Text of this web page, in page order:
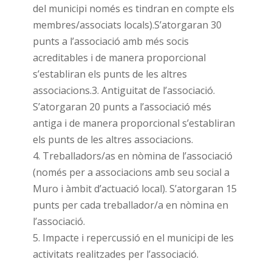
del municipi només es tindran en compte els
membres/associats locals).S’atorgaran 30
punts a l’associació amb més socis
acreditables i de manera proporcional
s’establiran els punts de les altres
associacions.3. Antiguitat de l’associació.
S’atorgaran 20 punts a l’associació més
antiga i de manera proporcional s’establiran
els punts de les altres associacions.
4. Treballadors/as en nòmina de l’associació
(només per a associacions amb seu social a
Muro i àmbit d’actuació local). S’atorgaran 15
punts per cada treballador/a en nòmina en
l’associació.
5. Impacte i repercussió en el municipi de les
activitats realitzades per l’associació.